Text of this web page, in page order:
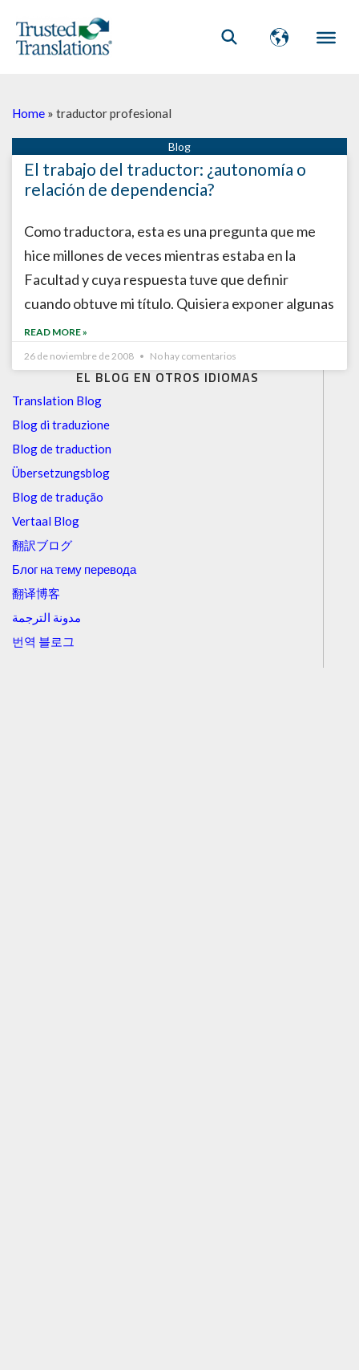
EL BLOG EN OTROS IDIOMAS
Translation Blog
Blog di traduzione
Blog de traduction
Übersetzungsblog
Blog de tradução
Vertaal Blog
翻訳ブログ
Блог на тему перевода
翻译博客
مدونة الترجمة
번역 블로그
Home » traductor profesional
El trabajo del traductor: ¿autonomía o
relación de dependencia?
Como traductora, esta es una pregunta que me
hice millones de veces mientras estaba en la
Facultad y cuya respuesta tuve que definir
cuando obtuve mi título. Quisiera exponer algunas
READ MORE »
26 de noviembre de 2008
No hay comentarios